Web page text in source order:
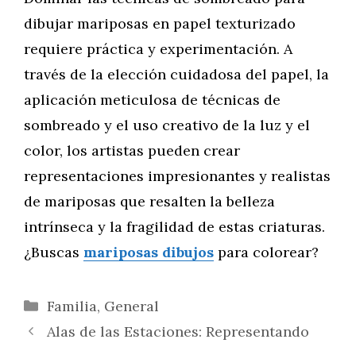
dibujar mariposas en papel texturizado
requiere práctica y experimentación. A
través de la elección cuidadosa del papel, la
aplicación meticulosa de técnicas de
sombreado y el uso creativo de la luz y el
color, los artistas pueden crear
representaciones impresionantes y realistas
de mariposas que resalten la belleza
intrínseca y la fragilidad de estas criaturas.
¿Buscas mariposas dibujos para colorear?
Categorías
Familia, General
Alas de las Estaciones: Representando